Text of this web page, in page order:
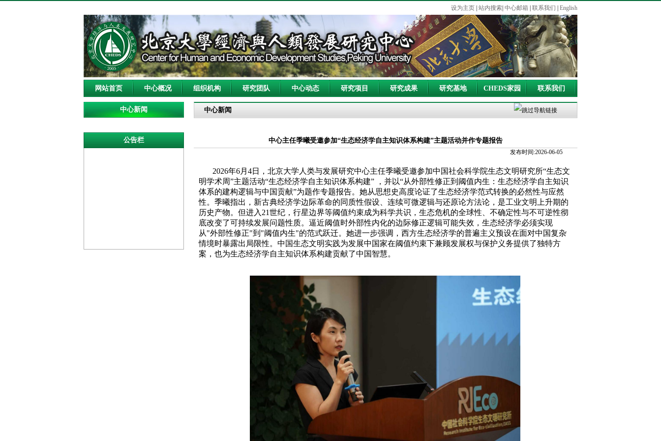
设为主页 站内搜索 中心邮箱 联系我们 English
网站首页 中心概况 组织机构 研究团队 中心动态 研究项目 研究成果 研究基地 CHEDS家园 联系我们
中心新闻
公告栏
中心新闻
中心主任季曦受邀参加“生态经济学自主知识体系构建”主题活动并作专题报告
发布时间:2026-06-05
2026年6月 4日，北京大学人类与发展研究中心主任季曦受邀参加中国社会科学院生态文明研究所“生态文
明学术周”主题活动“生态经济学自主知识体系构建” ，并以“从外部性修正到阈值内生：生态经济学自主知识
体系的建构逻辑与中国贡献”为题作专题报告。她从思想史高度论证了生态经济学范式转换的必然性与应然
性。季曦指出，新古典经济学边际革命的同质性假设、连续可微逻辑与还原论方法论，是工业文明上升期的
历史产物。但进入 21世纪，行星边界等阈值约束成为科学共识，生态危机的全球性、不确定性与不可逆性彻
底改变了可持续发展问题性质。逼近阈值时外部性内化的边际修正逻辑可能失效，生态经济学必须实现
从"外部性修正"到 "阈值内生"的范式跃迁。她进一步强调，西方生态经济学的普遍主义预设在面对中国复杂
情境时暴露出局限性。中国生态文明实践为发展中国家在阈值约束下兼顾发展权与保护义务提供了独特方
案，也为生态经济学自主知识体系构建贡献了中国智慧。